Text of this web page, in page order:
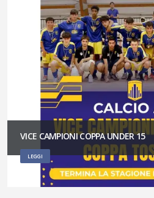
VICE CAMPIONI COPPA UNDER 15
LEGGI